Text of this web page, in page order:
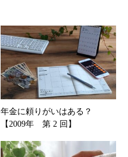
年金に頼りがいはある？
【2009年 第 2 回】